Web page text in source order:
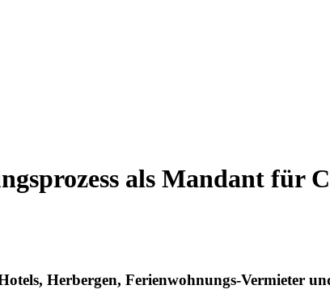
als Mandant für
Herbergen, Ferienwohnungs-Vermieter